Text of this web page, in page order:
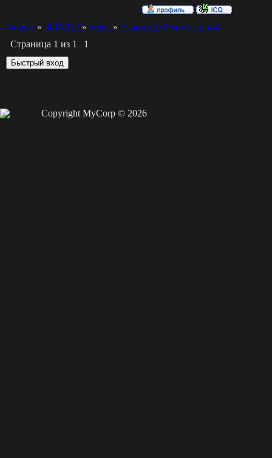
Форум » ФЛУД!!! » Флуд » Турнир 2х2 внутренний
Страница 1 из 1 1
Copyright MyCorp © 2026